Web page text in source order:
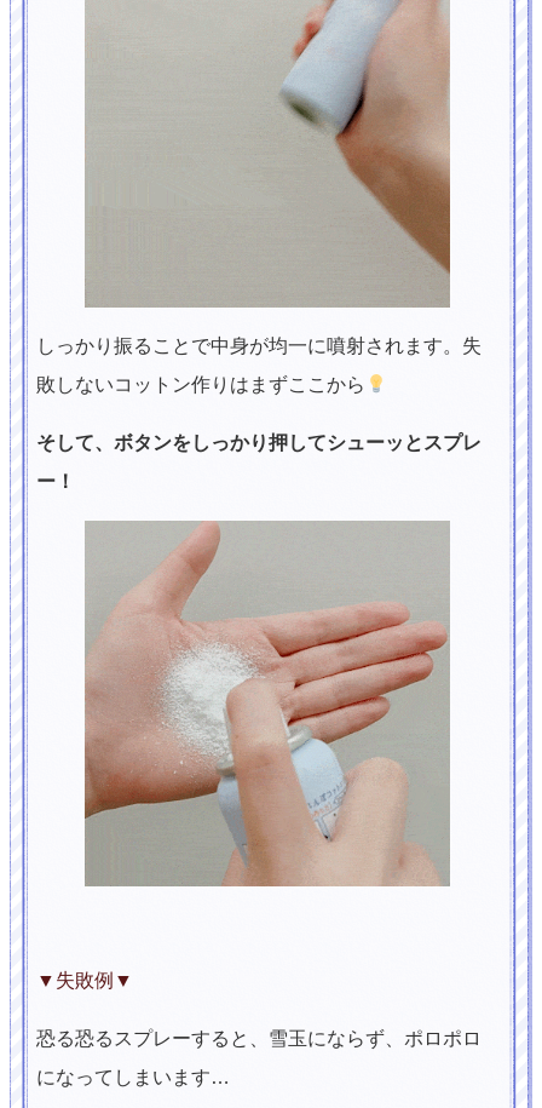
しっかり振ることで中身が均一に噴射されます。失
敗しないコットン作りはまずここから
そして、ボタンをしっかり押してシューッとスプレ
ー！
▼失敗例▼
恐る恐るスプレーすると、雪玉にならず、ポロポロ
になってしまいます…